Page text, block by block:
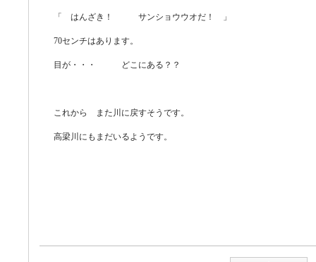
「 はんざき！ サンショウウオだ！ 」
70センチはあります。
目が・・・ どこにある？？
これから また川に戻すそうです。
高梁川にもまだいるようです。